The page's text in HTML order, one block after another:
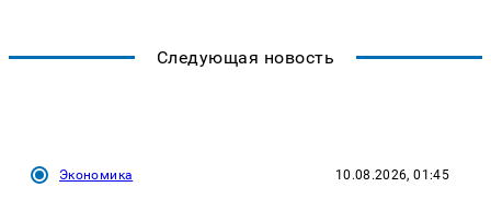
Следующая новость
Экономика 10.08.2026, 01:45